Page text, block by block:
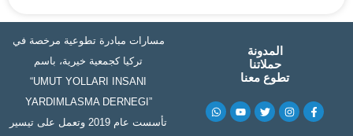
المدونة
حملاتنا
تطوع معنا
F
a
I
n
T
w
Y
o
W
h
مسارات مبادرة تطوعية مرخصة في
تركيا كجمعية خيرية، باسم
“UMUT YOLLARI INSANI
YARDIMLASMA DERNEGI”
تأسست عام 2019 وتعمل على تيسير